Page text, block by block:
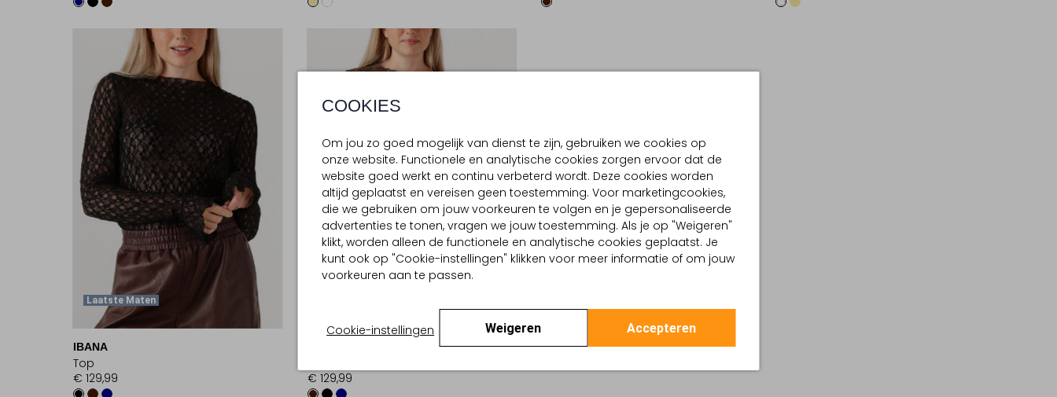
COOKIES
Om jou zo goed mogelijk van dienst te zijn, gebruiken we cookies op
onze website. Functionele en analytische cookies zorgen ervoor dat de
website goed werkt en continu verbeterd wordt. Deze cookies worden
altijd geplaatst en vereisen geen toestemming. Voor marketingcookies,
die we gebruiken om jouw voorkeuren te volgen en je gepersonaliseerde
advertenties te tonen, vragen we jouw toestemming. Als je op "Weigeren"
klikt, worden alleen de functionele en analytische cookies geplaatst. Je
kunt ook op "Cookie-instellingen" klikken voor meer informatie of om jouw
voorkeuren aan te passen.
Cookie-instellingen Weigeren Accepteren
Laatste Maten
IBANA
Top
€ 129,99
€ 129,99